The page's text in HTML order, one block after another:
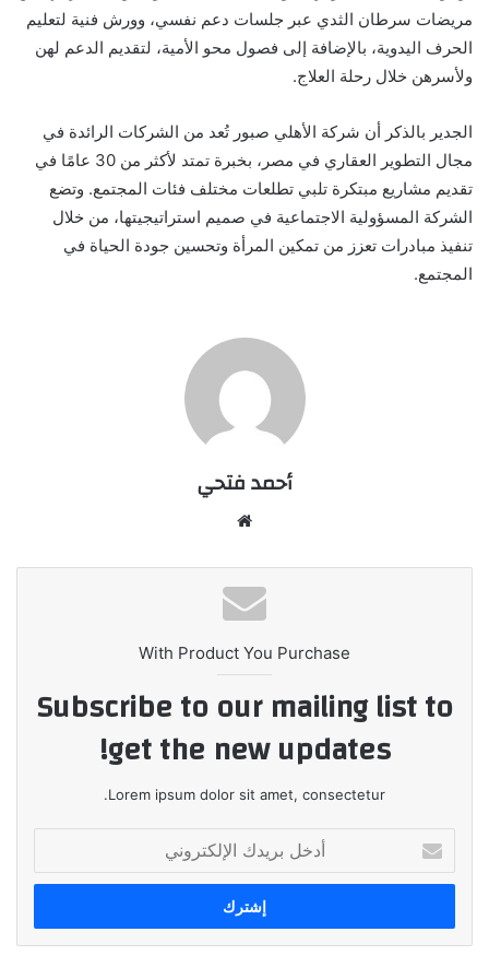
مريضات سرطان الثدي عبر جلسات دعم نفسي، وورش فنية لتعليم
الحرف اليدوية، بالإضافة إلى فصول محو الأمية، لتقديم الدعم لهن
ولأسرهن خلال رحلة العلاج.
الجدير بالذكر أن شركة الأهلي صبور تُعد من الشركات الرائدة في
مجال التطوير العقاري في مصر، بخبرة تمتد لأكثر من 30 عامًا في
تقديم مشاريع مبتكرة تلبي تطلعات مختلف فئات المجتمع. وتضع
الشركة المسؤولية الاجتماعية في صميم استراتيجيتها، من خلال
تنفيذ مبادرات تعزز من تمكين المرأة وتحسين جودة الحياة في
المجتمع.
أحمد فتحي
With Product You Purchase
Subscribe to our mailing list to
get the new updates!
Lorem ipsum dolor sit amet, consectetur.
بريدك
الإلكتروني